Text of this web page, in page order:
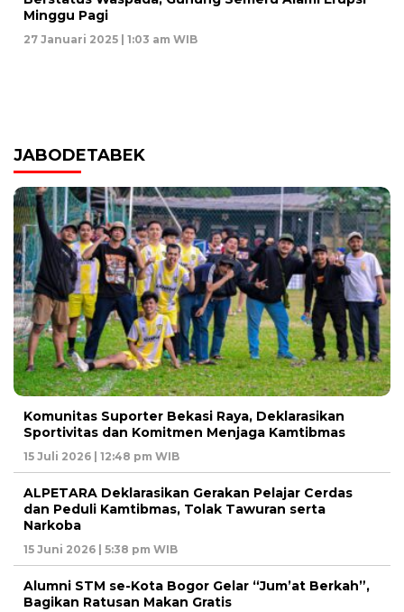
Minggu Pagi
27 Januari 2025 | 1:03 am WIB
JABODETABEK
Komunitas Suporter Bekasi Raya, Deklarasikan
Sportivitas dan Komitmen Menjaga Kamtibmas
15 Juli 2026 | 12:48 pm WIB
ALPETARA Deklarasikan Gerakan Pelajar Cerdas
dan Peduli Kamtibmas, Tolak Tawuran serta
Narkoba
15 Juni 2026 | 5:38 pm WIB
Alumni STM se-Kota Bogor Gelar “Jum’at Berkah”,
Bagikan Ratusan Makan Gratis